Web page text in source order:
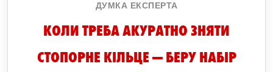
ДУМКА ЕКСПЕРТА
КОЛИ ТРЕБА АКУРАТНО ЗНЯТИ
СТОПОРНЕ КІЛЬЦЕ — БЕРУ НАБІР